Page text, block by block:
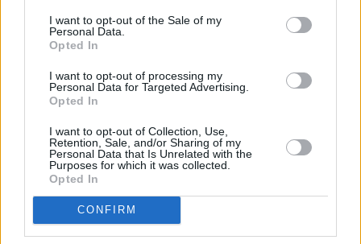
cualquier momento entrando de nuevo en este sitio web o
visitando nuestra política de privacidad.
I want to opt-out of the Sale of my
Personal Data.
Opted In
I want to opt-out of processing my
Personal Data for Targeted Advertising.
Opted In
I want to opt-out of Collection, Use,
Retention, Sale, and/or Sharing of my
Personal Data that Is Unrelated with the
Purposes for which it was collected.
Opted In
CONFIRM